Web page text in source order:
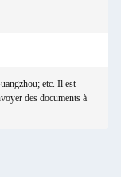
etc. Il est
des documents à